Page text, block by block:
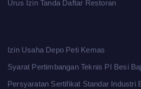
Urus Izin Tanda Daftar Restoran
Izin Usaha Depo Peti Kemas
Syarat Pertimbangan Teknis PI Besi
Persyaratan Sertifikat Standar Industri